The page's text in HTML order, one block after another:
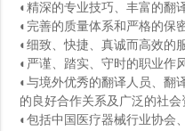
◐精深的专业技巧、丰富的翻
◐完善的质量体系和严格的保
◐细致、快捷、真诚而高效的
◐严谨、踏实、守时的职业作
◐与境外优秀的翻译人员、翻
的良好合作关系及广泛的社会
◐包括中国医疗器械行业协会